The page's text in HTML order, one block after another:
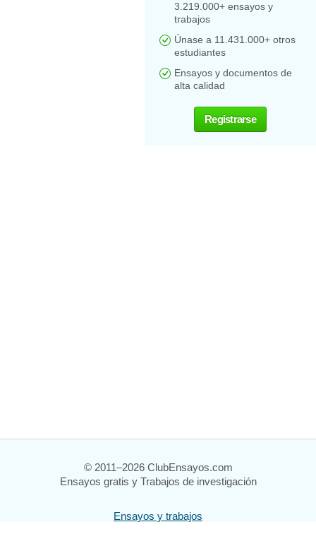
3.219.000+ ensayos y
trabajos
Únase a 11.431.000+ otros
estudiantes
Ensayos y documentos de
alta calidad
Registrarse
© 2011–2026 ClubEnsayos.com
Ensayos gratis y Trabajos de investigación
Ensayos y trabajos